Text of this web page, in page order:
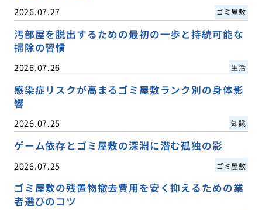
2026.07.27 ゴミ屋敷
汚部屋を脱出するための最初の一歩と持続可能な
掃除の習慣
2026.07.26 生活
感染症リスクが高まるゴミ屋敷ランク別の身体影
響
2026.07.25 知識
ゲーム依存とゴミ屋敷の深淵に潜む孤独の影
2026.07.25 ゴミ屋敷
ゴミ屋敷の残置物撤去費用を安く抑えるための業
者選びのコツ